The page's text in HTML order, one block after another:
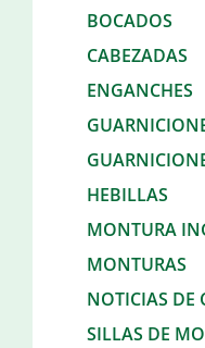
BOCADOS
CABEZADAS
ENGANCHES
HEBILLAS
MONTURA
MONTURAS
NOTICIAS DE
SILLAS DE